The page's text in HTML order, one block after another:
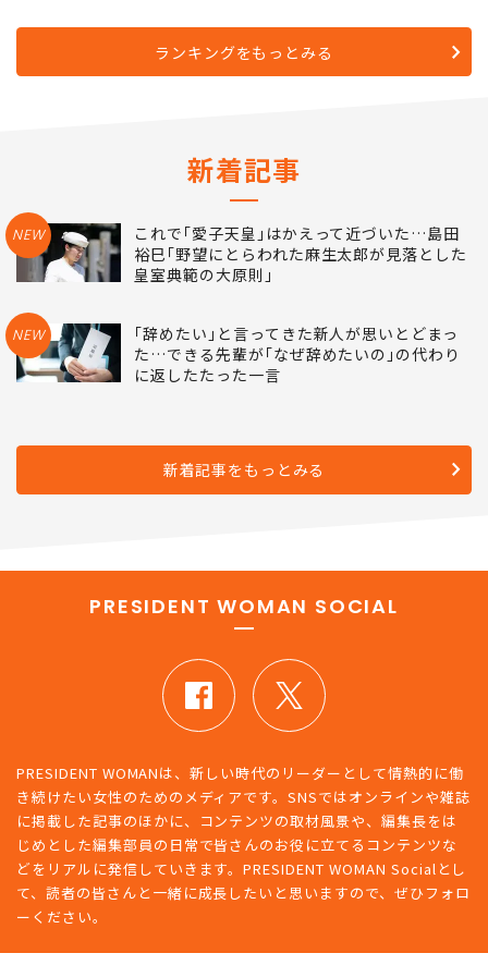
ランキングをもっとみる
新着記事
NEW
これで｢愛子天皇｣はかえって近づいた…島田
裕巳｢野望にとらわれた麻生太郎が見落とした
皇室典範の大原則｣
NEW
｢辞めたい｣と言ってきた新人が思いとどまっ
た…できる先輩が｢なぜ辞めたいの｣の代わり
に返したたった一言
新着記事をもっとみる
PRESIDENT WOMAN SOCIAL
PRESIDENT WOMANは、新しい時代のリーダーとして情熱的に働
き続けたい女性のためのメディアです。SNSではオンラインや雑誌
に掲載した記事のほかに、コンテンツの取材風景や、編集長をは
じめとした編集部員の日常で皆さんのお役に立てるコンテンツな
どをリアルに発信していきます。PRESIDENT WOMAN Socialとし
て、読者の皆さんと一緒に成長したいと思いますので、ぜひフォロ
ーください。